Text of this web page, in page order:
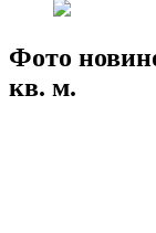
Фото
кв. м.